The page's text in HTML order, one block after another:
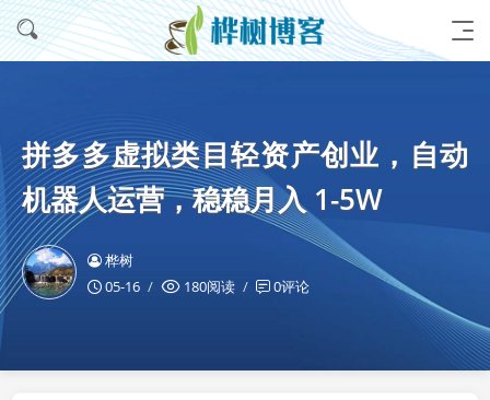
拼多多虚拟类目轻资产创业，自动
机器人运营，稳稳月入 1-5W
桦树
05-16
180阅读 0评论